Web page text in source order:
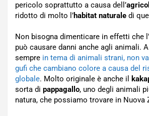
pericolo soprattutto a causa dell’
ridotto di molto l’habitat naturale di
Non bisogna dimenticare in effetti che
può causare danni anche agli animali.
sempre in tema di animali strani, non
gufi che cambiano colore a causa del
globale. Molto originale è anche il
sorta di pappagallo, uno degli animali
natura, che possiamo trovare in Nuova